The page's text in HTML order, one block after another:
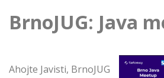
BrnoJUG: Java
Ahojte Javisti, BrnoJUG